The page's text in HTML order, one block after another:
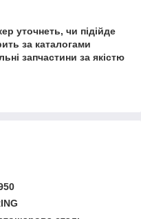
уточнеть, чи підійде
за каталогами
запчастини за якістю